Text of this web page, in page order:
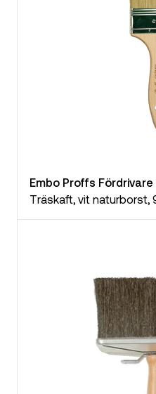
Embo Proffs Fördrivare
Träskaft, vit naturborst,